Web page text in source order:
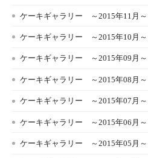
ケーキギャラリー ～2015年11月～
ケーキギャラリー ～2015年10月～
ケーキギャラリー ～2015年09月～
ケーキギャラリー ～2015年08月～
ケーキギャラリー ～2015年07月～
ケーキギャラリー ～2015年06月～
ケーキギャラリー ～2015年05月～